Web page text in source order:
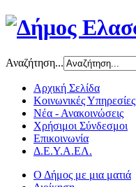
Αναζήτηση...
Αρχική Σελίδα
Κοινωνικές Υπηρεσίες
Νέα - Ανακοινώσεις
Χρήσιμοι Σύνδεσμοι
Επικοινωνία
Δ.Ε.Υ.Α.ΕΛ.
Ο Δήμος με μια ματιά